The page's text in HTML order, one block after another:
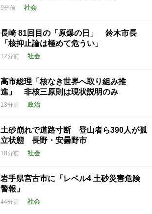
9分前 社会
長崎 81回目の「原爆の日」 鈴木市長
「核抑止論は極めて危うい」
12分前 社会
高市総理「核なき世界へ取り組み推
進」 非核三原則は現状説明のみ
13分前 政治
土砂崩れで道路寸断 登山者ら390人が孤
立状態 長野・安曇野市
18分前 社会
岩手県宮古市に「レベル4 土砂災害危険
警報」
44分前 社会